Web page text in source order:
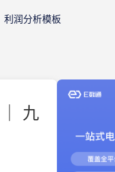
利润分析模板
九